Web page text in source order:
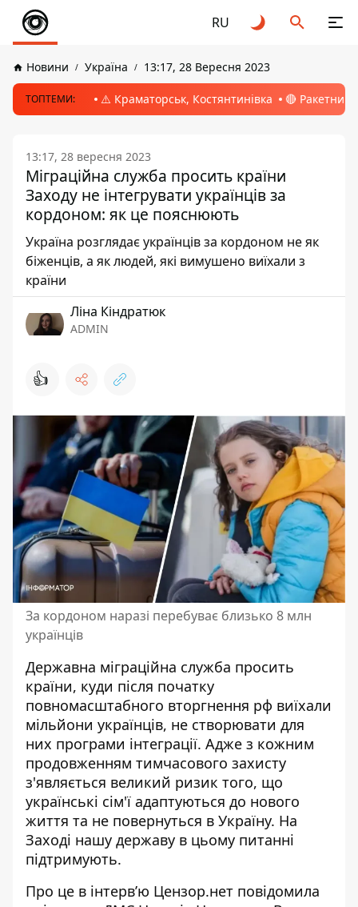
RU
Новини Україна 13:17, 28 Вересня 2023
ТОПТЕМИ: ⚠️ Краматорськ, Костянтинівка 🔴 Ракетний
13:17, 28 вересня 2023
Міграційна служба просить країни
Заходу не інтегрувати українців за
кордоном: як це пояснюють
Україна розглядає українців за кордоном не як
біженців, а як людей, які вимушено виїхали з
країни
Ліна Кіндратюк
ADMIN
👍
За кордоном наразі перебуває близько 8 млн
українців
Державна міграційна служба просить
країни, куди після початку
повномасштабного вторгнення рф виїхали
мільйони українців, не створювати для
них програми інтеграції. Адже з кожним
продовженням тимчасового захисту
з'являється великий ризик того, що
українські сім'ї адаптуються до нового
життя та не повернуться в Україну. На
Заході нашу державу в цьому питанні
підтримують.
Про це в інтерв’ю Цензор.нет повідомила